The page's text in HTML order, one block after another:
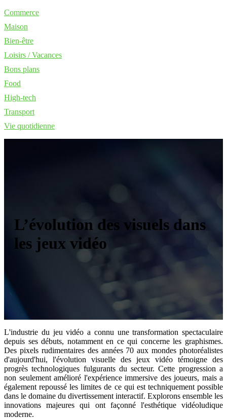
Commerce
Maison
Bien-être
Loisirs / Vacances
Bons plans
Food
High-tech
Transport
Vie quotidienne
L’évolution des visuels dans
les jeux vidéo
L'industrie du jeu vidéo a connu une transformation spectaculaire
depuis ses débuts, notamment en ce qui concerne les graphismes.
Des pixels rudimentaires des années 70 aux mondes photoréalistes
d'aujourd'hui, l'évolution visuelle des jeux vidéo témoigne des
progrès technologiques fulgurants du secteur. Cette progression a
non seulement amélioré l'expérience immersive des joueurs, mais a
également repoussé les limites de ce qui est techniquement possible
dans le domaine du divertissement interactif. Explorons ensemble les
innovations majeures qui ont façonné l'esthétique vidéoludique
moderne.